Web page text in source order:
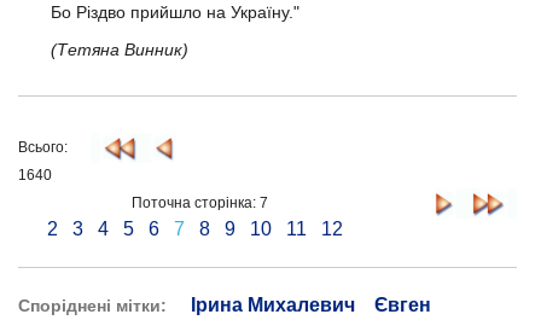
Бо Різдво прийшло на Україну."
(Тетяна Винник)
Всього:
1640
Поточна сторінка: 7
2 3 4 5 6 7 8 9 10 11 12
Споріднені мітки: Ірина Михалевич
Євген